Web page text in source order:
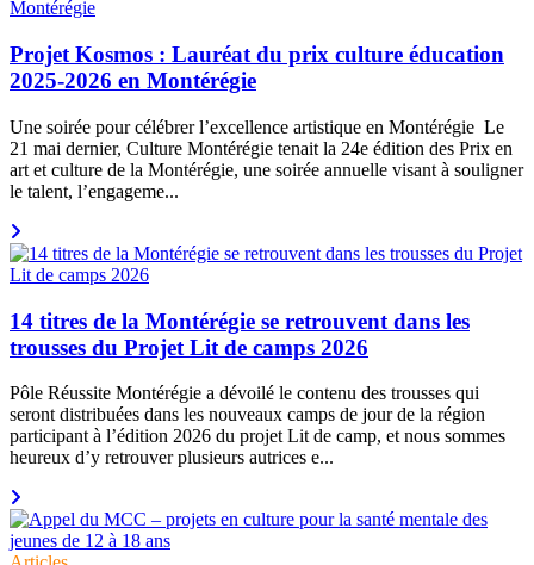
Projet Kosmos : Lauréat du prix culture éducation
2025-2026 en Montérégie
Une soirée pour célébrer l’excellence artistique en Montérégie Le
21 mai dernier, Culture Montérégie tenait la 24e édition des Prix en
art et culture de la Montérégie, une soirée annuelle visant à souligner
le talent, l’engageme...
14 titres de la Montérégie se retrouvent dans les
trousses du Projet Lit de camps 2026
Pôle Réussite Montérégie a dévoilé le contenu des trousses qui
seront distribuées dans les nouveaux camps de jour de la région
participant à l’édition 2026 du projet Lit de camp, et nous sommes
heureux d’y retrouver plusieurs autrices e...